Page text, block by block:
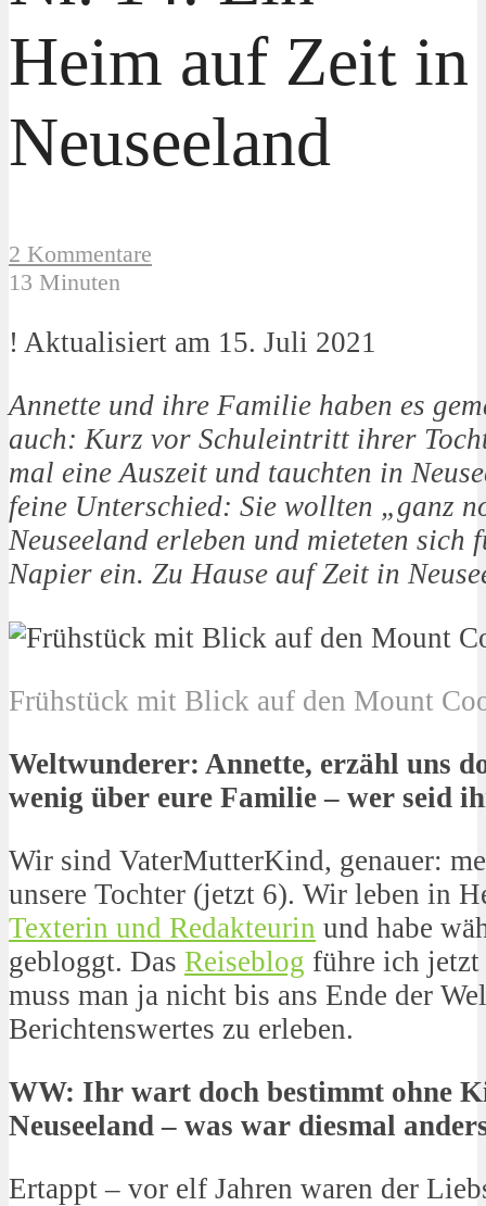
Heim auf Zeit in
Neuseeland
2 Kommentare
13 Minuten
! Aktualisiert am 15. Juli 2021
Annette und ihre Familie haben es
auch: Kurz vor Schuleintritt ihrer
mal eine Auszeit und tauchten in
feine Unterschied: Sie wollten „ganz
Neuseeland erleben und mieteten sich
Napier ein. Zu Hause auf Zeit in
Frühstück mit Blick auf den Mount
Weltwunderer: Annette, erzähl uns
wenig über eure Familie – wer seid
Wir sind VaterMutterKind, genauer:
unsere Tochter (jetzt 6). Wir leben in
Texterin und Redakteurin und habe
gebloggt. Das Reiseblog führe ich
muss man ja nicht bis ans Ende der
Berichtenswertes zu erleben.
WW: Ihr wart doch bestimmt ohne
Neuseeland – was war diesmal
Ertappt – vor elf Jahren waren der